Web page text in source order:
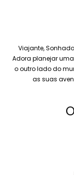
Viajante,
Adora planejar
o outro lado do
as suas